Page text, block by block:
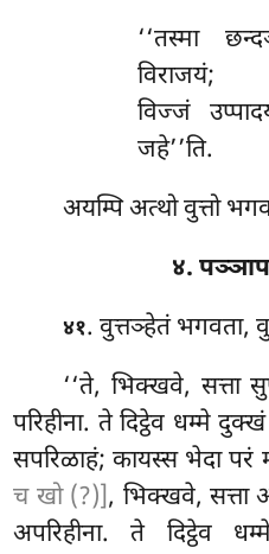
‘‘तस्मा
विराजयं;
विज्जं
जहे’’ति.
अयम्पिअत्थो वुत्तो
४.
४१. वुत्तञ्हेतंभगवता,
‘‘ते, भिक्खवे, सत्ता
परिहीना. ते दिट्ठेव धम्मे
सपरिळाहं; कायस्स भेदा परं
च खो (?)], भिक्खवे, सत्ता
अपरिहीना. ते दिट्ठेव